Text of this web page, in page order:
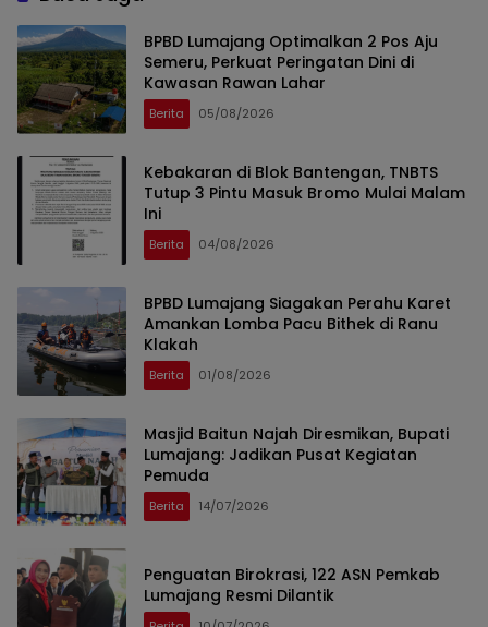
BPBD Lumajang Optimalkan 2 Pos Aju
Semeru, Perkuat Peringatan Dini di
Kawasan Rawan Lahar
Berita 05/08/2026
Kebakaran di Blok Bantengan, TNBTS
Tutup 3 Pintu Masuk Bromo Mulai Malam
Ini
Berita 04/08/2026
BPBD Lumajang Siagakan Perahu Karet
Amankan Lomba Pacu Bithek di Ranu
Klakah
Berita 01/08/2026
Masjid Baitun Najah Diresmikan, Bupati
Lumajang: Jadikan Pusat Kegiatan
Pemuda
Berita 14/07/2026
Penguatan Birokrasi, 122 ASN Pemkab
Lumajang Resmi Dilantik